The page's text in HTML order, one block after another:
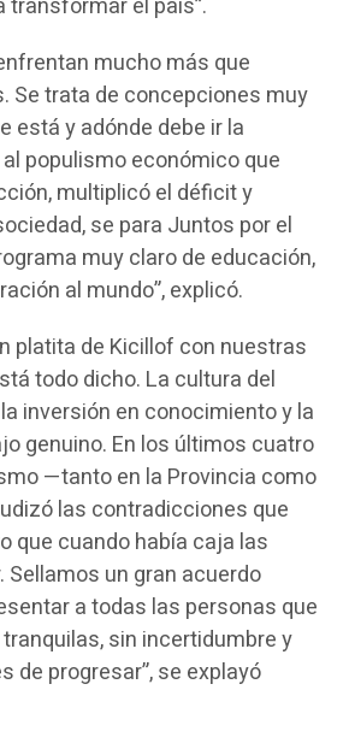
mucho más que
Se trata de concepciones muy
está y adónde debe ir la
populismo económico que
multiplicó el déficit y
se para Juntos por el
muy claro de educación,
al mundo”, explicó.
platita de Kicillof con nuestras
todo dicho. La cultura del
inversión en conocimiento y la
genuino. En los últimos cuatro
—tanto en la Provincia como
las contradicciones que
que cuando había caja las
Sellamos un gran acuerdo
a todas las personas que
sin incertidumbre y
de progresar”, se explayó